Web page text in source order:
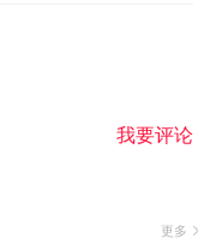
我要评论
更多